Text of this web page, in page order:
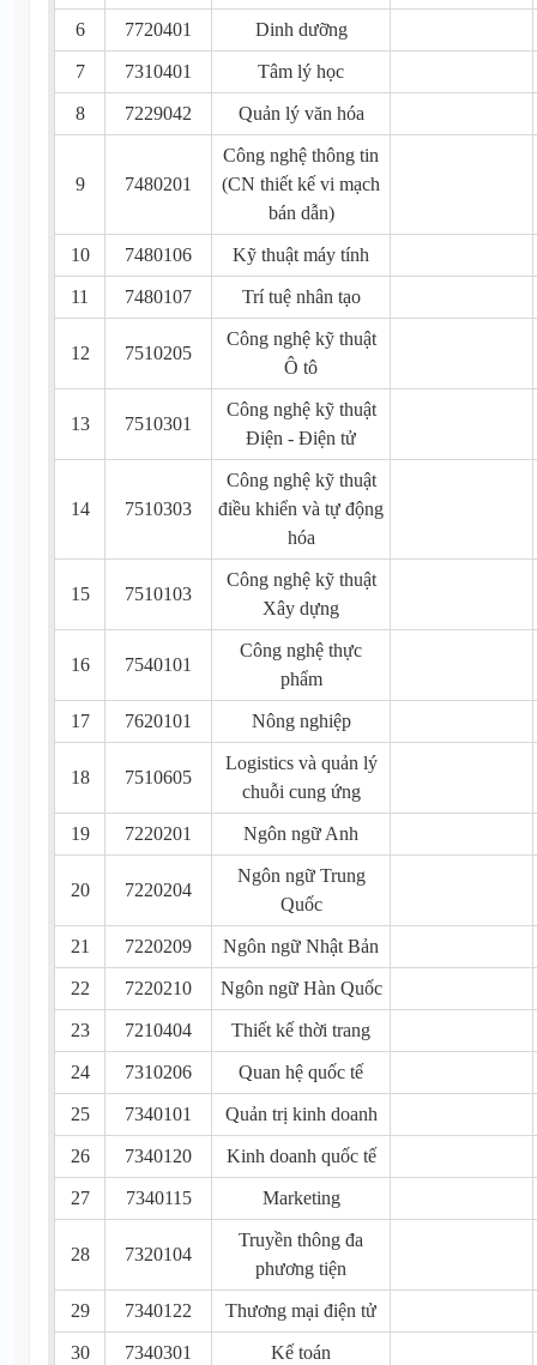
6 7720401 Dinh dưỡng
7 7310401 Tâm lý học
8 7229042 Quản lý văn hóa
9 7480201
Công nghệ thông tin
(CN thiết kế vi mạch
bán dẫn)
10 7480106 Kỹ thuật máy tính
11 7480107 Trí tuệ nhân tạo
12 7510205
Công nghệ kỹ thuật
Ô tô
13 7510301
Công nghệ kỹ thuật
Điện - Điện tử
14 7510303
Công nghệ kỹ thuật
điều khiển và tự động
hóa
15 7510103
Công nghệ kỹ thuật
Xây dựng
16 7540101
Công nghệ thực
phẩm
17 7620101 Nông nghiệp
18 7510605
Logistics và quản lý
chuỗi cung ứng
19 7220201 Ngôn ngữ Anh
20 7220204
Ngôn ngữ Trung
Quốc
21 7220209 Ngôn ngữ Nhật Bản
22 7220210 Ngôn ngữ Hàn Quốc
23 7210404 Thiết kế thời trang
24 7310206 Quan hệ quốc tế
25 7340101 Quản trị kinh doanh
26 7340120 Kinh doanh quốc tế
27 7340115 Marketing
28 7320104
Truyền thông đa
phương tiện
29 7340122 Thương mại điện tử
30 7340301 Kế toán